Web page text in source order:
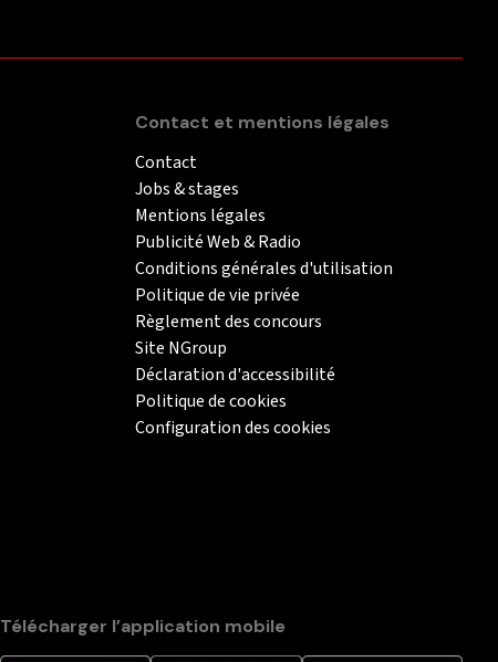
Contact et mentions légales
Contact
Jobs & stages
Mentions légales
Publicité Web & Radio
Conditions générales d'utilisation
Politique de vie privée
Règlement des concours
Site NGroup
Déclaration d'accessibilité
Politique de cookies
Configuration des cookies
Télécharger l’application mobile